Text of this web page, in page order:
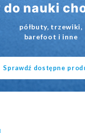
do nauki
półbuty, trzewiki,
barefoot i inne
Sprawdź dostępne